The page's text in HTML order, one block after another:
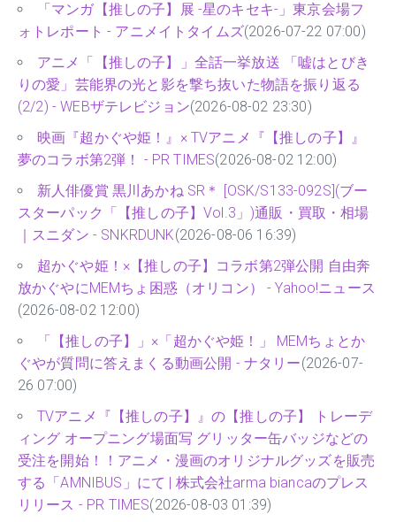
「マンガ【推しの子】展 -星のキセキ-」東京会場フ
ォトレポート - アニメイトタイムズ(2026-07-22 07:00)
アニメ「【推しの子】」全話一挙放送 「嘘はとびき
りの愛」芸能界の光と影を撃ち抜いた物語を振り返る
(2/2) - WEBザテレビジョン(2026-08-02 23:30)
映画『超かぐや姫！』× TVアニメ『【推しの子】』
夢のコラボ第2弾！ - PR TIMES(2026-08-02 12:00)
新人俳優賞 黒川あかね SR＊ [OSK/S133-092S](ブー
スターパック「【推しの子】Vol.3」)通販・買取・相場
｜スニダン - SNKRDUNK(2026-08-06 16:39)
超かぐや姫！×【推しの子】コラボ第2弾公開 自由奔
放かぐやにMEMちょ困惑（オリコン） - Yahoo!ニュース
(2026-08-02 12:00)
「【推しの子】」×「超かぐや姫！」 MEMちょとか
ぐやが質問に答えまくる動画公開 - ナタリー(2026-07-
26 07:00)
TVアニメ『【推しの子】』の【推しの子】 トレーデ
ィング オープニング場面写 グリッター缶バッジなどの
受注を開始！！アニメ・漫画のオリジナルグッズを販売
する「AMNIBUS」にて | 株式会社arma biancaのプレス
リリース - PR TIMES(2026-08-03 01:39)